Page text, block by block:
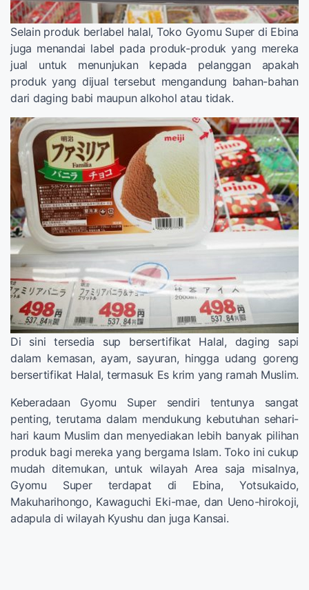
Selain produk berlabel halal, Toko Gyomu Super di Ebina
juga menandai label pada produk-produk yang mereka
jual untuk menunjukan kepada pelanggan apakah
produk yang dijual tersebut mengandung bahan-bahan
dari daging babi maupun alkohol atau tidak.
Di sini tersedia sup bersertifikat Halal, daging sapi
dalam kemasan, ayam, sayuran, hingga udang goreng
bersertifikat Halal, termasuk Es krim yang ramah Muslim.
Keberadaan Gyomu Super sendiri tentunya sangat
penting, terutama dalam mendukung kebutuhan sehari-
hari kaum Muslim dan menyediakan lebih banyak pilihan
produk bagi mereka yang bergama Islam. Toko ini cukup
mudah ditemukan, untuk wilayah Area saja misalnya,
Gyomu Super terdapat di Ebina, Yotsukaido,
Makuharihongo, Kawaguchi Eki-mae, dan Ueno-hirokoji,
adapula di wilayah Kyushu dan juga Kansai.